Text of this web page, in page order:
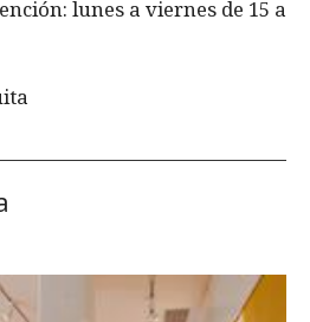
lunes a viernes de 15 a